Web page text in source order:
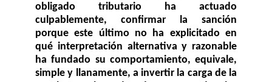
obligado tributario ha actuado
culpablemente, confirmar la sanción
porque este último no ha explicitado en
qué interpretación alternativa y razonable
ha fundado su comportamiento, equivale,
simple y llanamente, a invertir la carga de la